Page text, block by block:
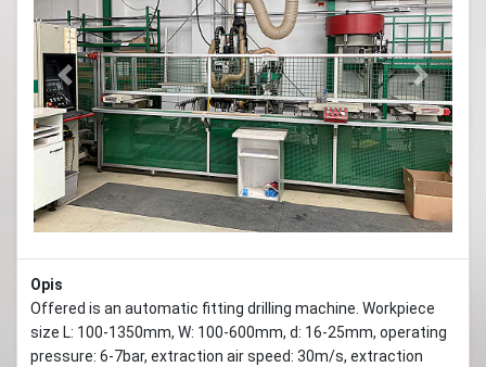
Previous Next
Opis
Offered is an automatic fitting drilling machine. Workpiece
size L: 100-1350mm, W: 100-600mm, d: 16-25mm, operating
pressure: 6-7bar, extraction air speed: 30m/s, extraction